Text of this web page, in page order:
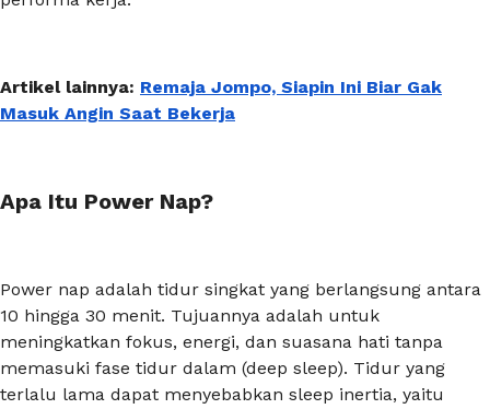
Artikel lainnya: Remaja Jompo, Siapin Ini Biar Gak
Masuk Angin Saat Bekerja
Apa Itu Power Nap?
Power nap adalah tidur singkat yang berlangsung antara
10 hingga 30 menit. Tujuannya adalah untuk
meningkatkan fokus, energi, dan suasana hati tanpa
memasuki fase tidur dalam (deep sleep). Tidur yang
terlalu lama dapat menyebabkan sleep inertia, yaitu